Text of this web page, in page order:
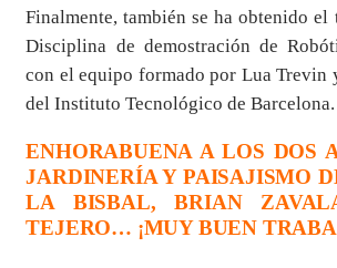
Finalmente, también se ha obtenido
Disciplina de demostración de
con el equipo formado por Lua Trevin
del Instituto Tecnológico de Barcelona.
ENHORABUENA A LOS DOS
JARDINERÍA Y PAISAJISMO
LA BISBAL, BRIAN
TEJERO… ¡MUY BUEN